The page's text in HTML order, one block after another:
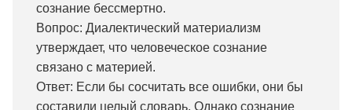
сознание бессмертно.
Вопрос: Диалектический материализм
утверждает, что человеческое сознание
связано с материей.
Ответ: Если бы сосчитать все ошибки, они бы
составили целый словарь. Однако сознание